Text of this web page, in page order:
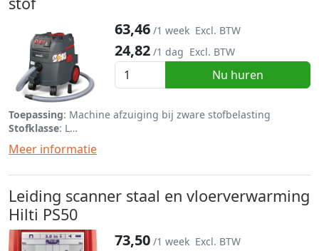
24,82 /1 dag Excl. BTW
63,46 /1 week Excl. BTW
Nu huren
Toepassing: Machine afzuiging bij zware stofbelasting
Stofklasse : L
Inhoud
: 26 liter
Autoclean: JA
Meer informatie
Leiding scanner staal en vloerverwarming
Hilti PS50
73,50 /1 week Excl. BTW